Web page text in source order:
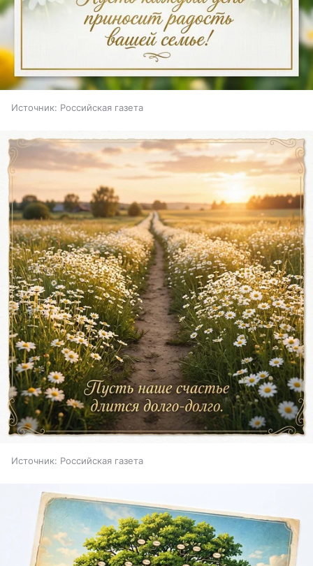
Источник: Российская газета
Источник: Российская газета